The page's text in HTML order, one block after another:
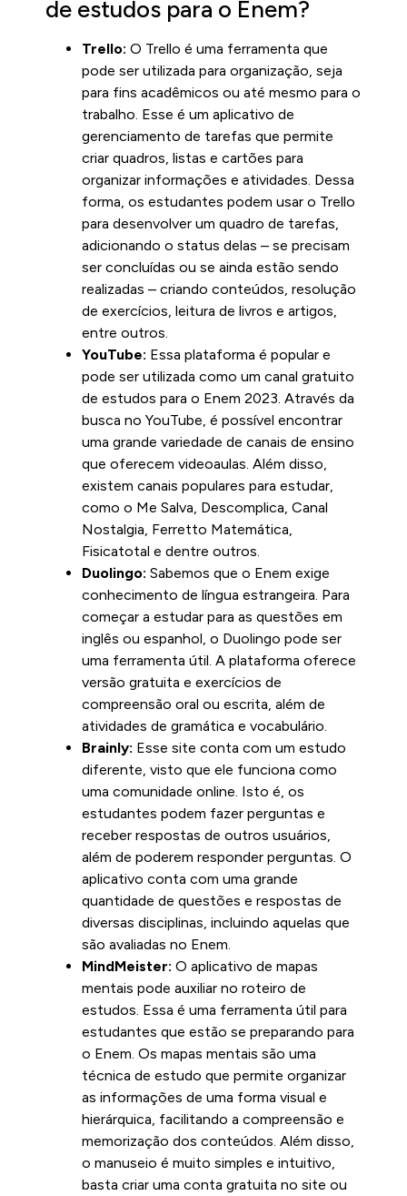
de estudos para o Enem?
Trello: O Trello é uma ferramenta que
pode ser utilizada para organização, seja
para fins acadêmicos ou até mesmo para o
trabalho. Esse é um aplicativo de
gerenciamento de tarefas que permite
criar quadros, listas e cartões para
organizar informações e atividades. Dessa
forma, os estudantes podem usar o Trello
para desenvolver um quadro de tarefas,
adicionando o status delas – se precisam
ser concluídas ou se ainda estão sendo
realizadas – criando conteúdos, resolução
de exercícios, leitura de livros e artigos,
entre outros.
YouTube: Essa plataforma é popular e
pode ser utilizada como um canal gratuito
de estudos para o Enem 2023. Através da
busca no YouTube, é possível encontrar
uma grande variedade de canais de ensino
que oferecem videoaulas. Além disso,
existem canais populares para estudar,
como o Me Salva, Descomplica, Canal
Nostalgia, Ferretto Matemática,
Fisicatotal e dentre outros.
Duolingo: Sabemos que o Enem exige
conhecimento de língua estrangeira. Para
começar a estudar para as questões em
inglês ou espanhol, o Duolingo pode ser
uma ferramenta útil. A plataforma oferece
versão gratuita e exercícios de
compreensão oral ou escrita, além de
atividades de gramática e vocabulário.
Brainly: Esse site conta com um estudo
diferente, visto que ele funciona como
uma comunidade online. Isto é, os
estudantes podem fazer perguntas e
receber respostas de outros usuários,
além de poderem responder perguntas. O
aplicativo conta com uma grande
quantidade de questões e respostas de
diversas disciplinas, incluindo aquelas que
são avaliadas no Enem.
MindMeister: O aplicativo de mapas
mentais pode auxiliar no roteiro de
estudos. Essa é uma ferramenta útil para
estudantes que estão se preparando para
o Enem. Os mapas mentais são uma
técnica de estudo que permite organizar
as informações de uma forma visual e
hierárquica, facilitando a compreensão e
memorização dos conteúdos. Além disso,
o manuseio é muito simples e intuitivo,
basta criar uma conta gratuita no site ou